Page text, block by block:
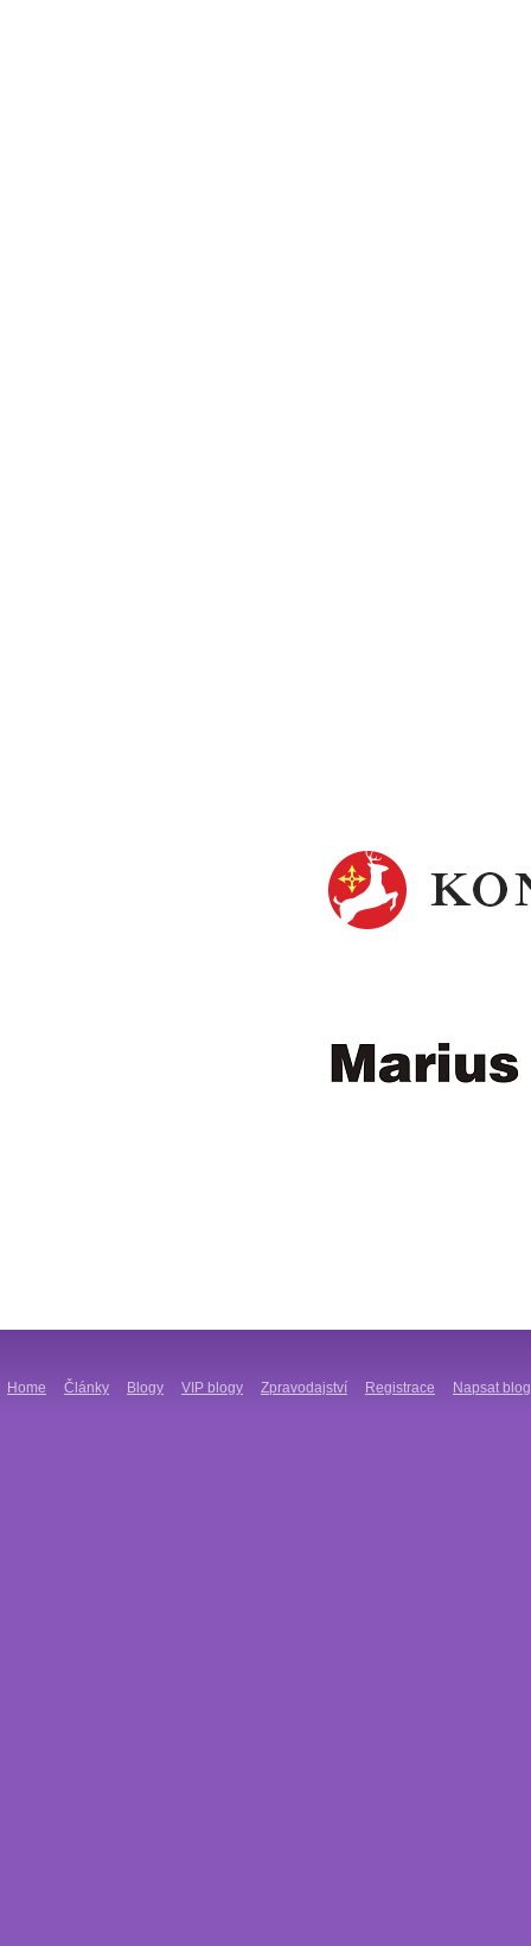
Home Články Blogy VIP blogy Zpravodajství Registrace Napsat blog